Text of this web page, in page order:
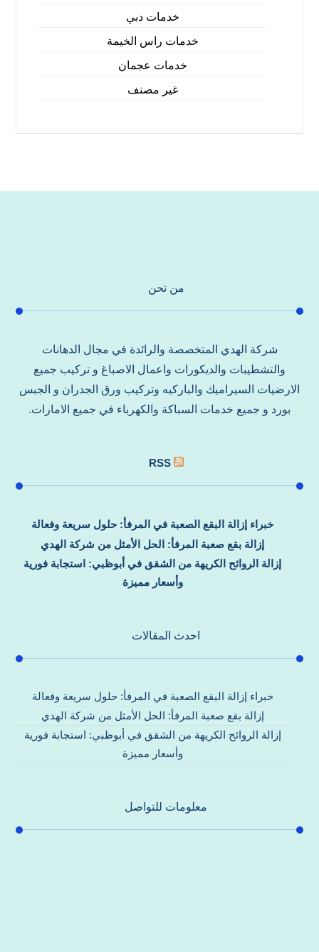
خدمات دبي
خدمات راس الخيمة
خدمات عجمان
غير مصنف
من نحن
شركة الهدي المتخصصة والرائدة في مجال الدهانات
والتشطيبات والديكورات واعمال الاصباغ و تركيب جميع
الارضيات السيراميك والباركيه وتركيب ورق الجدران و الجبس
بورد و جميع خدمات السباكة والكهرباء في جميع الامارات.
RSS
خبراء إزالة البقع الصعبة في المرفأ: حلول سريعة وفعالة
إزالة بقع صعبة المرفأ: الحل الأمثل من شركة الهدي
إزالة الروائح الكريهة من الشقق في أبوظبي: استجابة فورية
وأسعار مميزة
احدث المقالات
خبراء إزالة البقع الصعبة في المرفأ: حلول سريعة وفعالة
إزالة بقع صعبة المرفأ: الحل الأمثل من شركة الهدي
إزالة الروائح الكريهة من الشقق في أبوظبي: استجابة فورية
وأسعار مميزة
معلومات للتواصل